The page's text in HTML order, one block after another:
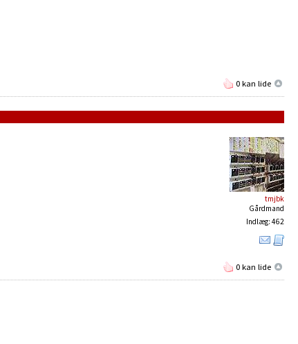
0 kan lide
tmjbk
Gårdmand
Indlæg: 462
0 kan lide